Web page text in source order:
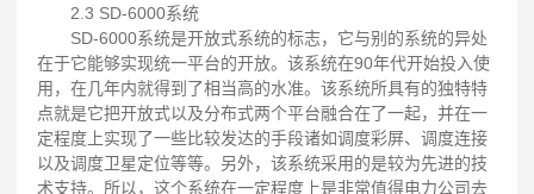
2.3 SD-6000系统
SD-6000系统是开放式系统的标志，它与别的系统的异处
在于它能够实现统一平台的开放。该系统在90年代开始投入使
用，在几年内就得到了相当高的水准。该系统所具有的独特特
点就是它把开放式以及分布式两个平台融合在了一起，并在一
定程度上实现了一些比较发达的手段诸如调度彩屏、调度连接
以及调度卫星定位等等。另外，该系统采用的是较为先进的技
术支持。所以，这个系统在一定程度上是非常值得电力公司去